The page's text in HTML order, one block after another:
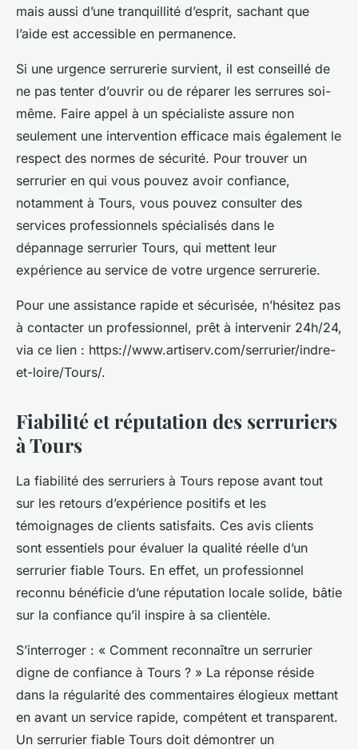
mais aussi d’une tranquillité d’esprit, sachant que
l’aide est accessible en permanence.
Si une urgence serrurerie survient, il est conseillé de
ne pas tenter d’ouvrir ou de réparer les serrures soi-
même. Faire appel à un spécialiste assure non
seulement une intervention efficace mais également le
respect des normes de sécurité. Pour trouver un
serrurier en qui vous pouvez avoir confiance,
notamment à Tours, vous pouvez consulter des
services professionnels spécialisés dans le
dépannage serrurier Tours, qui mettent leur
expérience au service de votre urgence serrurerie.
Pour une assistance rapide et sécurisée, n’hésitez pas
à contacter un professionnel, prêt à intervenir 24h/24,
via ce lien : https://www.artiserv.com/serrurier/indre-
et-loire/Tours/.
Fiabilité et réputation des serruriers
à Tours
La fiabilité des serruriers à Tours repose avant tout
sur les retours d’expérience positifs et les
témoignages de clients satisfaits. Ces avis clients
sont essentiels pour évaluer la qualité réelle d’un
serrurier fiable Tours. En effet, un professionnel
reconnu bénéficie d’une réputation locale solide, bâtie
sur la confiance qu’il inspire à sa clientèle.
S’interroger : « Comment reconnaître un serrurier
digne de confiance à Tours ? » La réponse réside
dans la régularité des commentaires élogieux mettant
en avant un service rapide, compétent et transparent.
Un serrurier fiable Tours doit démontrer un